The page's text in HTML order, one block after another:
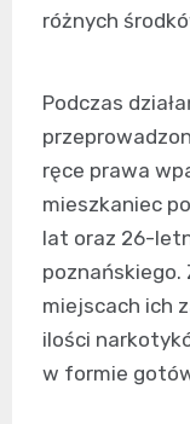
różnych
Podczas
ręce prawa
mieszkaniec
lat oraz 26-
poznańskiego.
miejscach ich
ilości
w formie